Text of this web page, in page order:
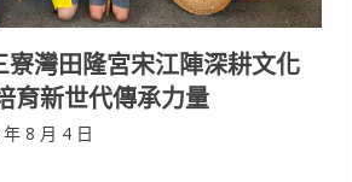
寮灣田隆宮宋江陣深耕文化
育新世代傳承力量
8 月 4 日